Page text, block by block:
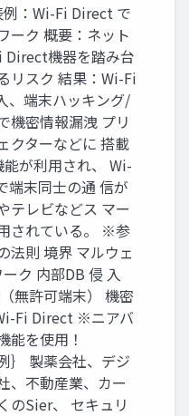
：Wi-Fi Direct で
ーク 概要：ネット
Direct機器を踏み台
リスク 結果：Wi-Fi
、端末ハッキング/
機密情報漏洩 プリ
クターなどに 搭載
が利用され、 Wi-
端末同士の通 信が
テレビなどス マー
されている。 ※参
法則 境界 マルウェ
ク 内部DB 侵 入
無許可端末） 機密
Fi Direct ※ニアバ
能を使用！
｝ 製薬会社、デジ
、不動産業、カー
のSier、 セキュリ